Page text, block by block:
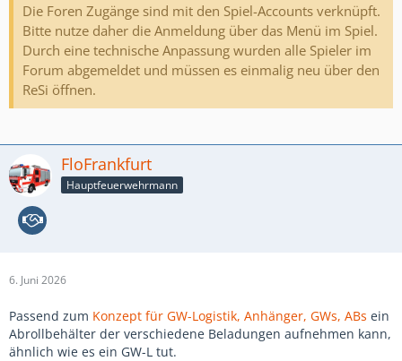
Die Foren Zugänge sind mit den Spiel-Accounts verknüpft.
Bitte nutze daher die Anmeldung über das Menü im Spiel.
Durch eine technische Anpassung wurden alle Spieler im
Forum abgemeldet und müssen es einmalig neu über den
ReSi öffnen.
FloFrankfurt
Hauptfeuerwehrmann
6. Juni 2026
Passend zum Konzept für GW-Logistik, Anhänger, GWs, ABs ein
Abrollbehälter der verschiedene Beladungen aufnehmen kann,
ähnlich wie es ein GW-L tut.